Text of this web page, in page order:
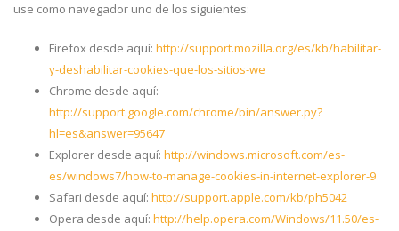
use como navegador uno de los siguientes:
Firefox desde aquí: http://support.mozilla.org/es/kb/habilitar-
y-deshabilitar-cookies-que-los-sitios-we
Chrome desde aquí:
http://support.google.com/chrome/bin/answer.py?
hl=es&answer=95647
Explorer desde aquí: http://windows.microsoft.com/es-
es/windows7/how-to-manage-cookies-in-internet-explorer-9
Safari desde aquí: http://support.apple.com/kb/ph5042
Opera desde aquí: http://help.opera.com/Windows/11.50/es-